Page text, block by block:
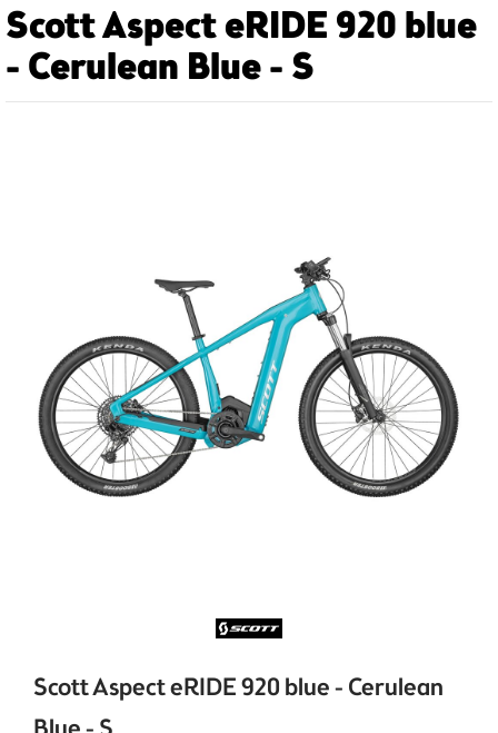
Scott Aspect eRIDE 920 blue
- Cerulean Blue - S
Scott Aspect eRIDE 920 blue - Cerulean